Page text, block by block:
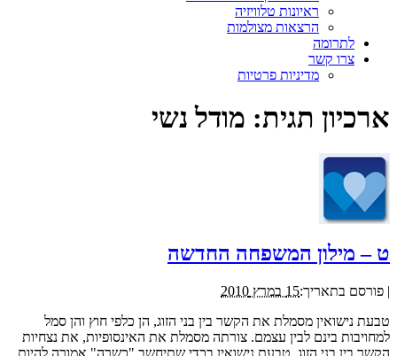
ראיונות טלוויזיה
הרצאות מצולמות
לתרומה
צרו קשר
מדיניות פרטיות
ארכיון תגית: מודל נשי
ט – מילון המשפחה החדשה
| פורסם בתאריך:15 במרץ 2010
טבעת נישואין מסמלת את הקשר בין בני הזוג, הן כלפי חוץ והן סמל
למחויבות בינם לבין עצמם. צורתה מסמלת את האינסופיות, את נצחיות